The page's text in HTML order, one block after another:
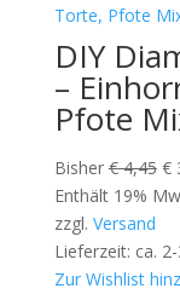
DIY
–
Pfote
Bisher €4,45
€
€
Enthält 19%
zzgl. Versand
Lieferzeit: ca.
Zur Wishlist